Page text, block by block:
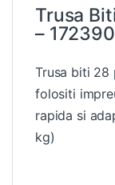
Trusa
–
Trusa biti 28
folositi
rapida si
kg)